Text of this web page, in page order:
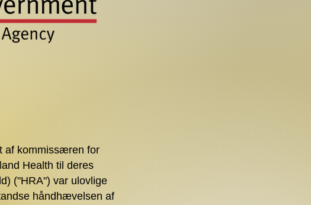
af kommissæren for
Health til deres
("HRA") var ulovlige
håndhævelsen af